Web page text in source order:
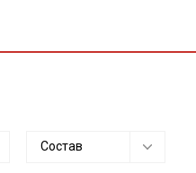
Состав